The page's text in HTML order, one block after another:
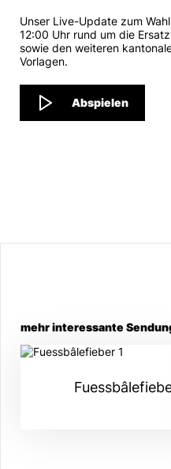
Unser Live-Update zum
12:00 Uhr rund um die
sowie den weiteren
Vorlagen.
Abspielen
mehr interessante